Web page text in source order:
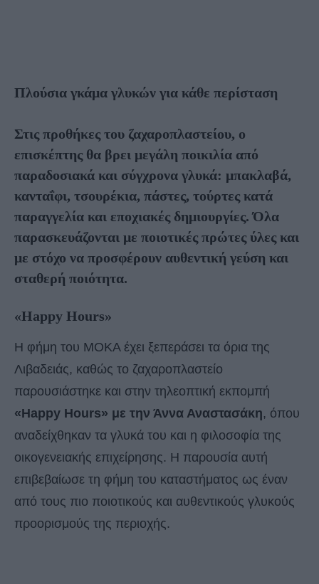
Πλούσια γκάμα γλυκών για κάθε περίσταση
Στις προθήκες του ζαχαροπλαστείου, ο
επισκέπτης θα βρει μεγάλη ποικιλία από
παραδοσιακά και σύγχρονα γλυκά: μπακλαβά,
κανταΐφι, τσουρέκια, πάστες, τούρτες κατά
παραγγελία και εποχιακές δημιουργίες. Όλα
παρασκευάζονται με ποιοτικές πρώτες ύλες και
με στόχο να προσφέρουν αυθεντική γεύση και
σταθερή ποιότητα.
«Happy Hours»
Η φήμη του ΜΟΚΑ έχει ξεπεράσει τα όρια της
Λιβαδειάς, καθώς το ζαχαροπλαστείο
παρουσιάστηκε και στην τηλεοπτική εκπομπή
«Happy Hours» με την Άννα Αναστασάκη, όπου
αναδείχθηκαν τα γλυκά του και η φιλοσοφία της
οικογενειακής επιχείρησης. Η παρουσία αυτή
επιβεβαίωσε τη φήμη του καταστήματος ως έναν
από τους πιο ποιοτικούς και αυθεντικούς γλυκούς
προορισμούς της περιοχής.